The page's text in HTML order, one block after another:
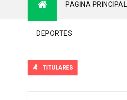
PAGINA PRINCIPAL
DEPORTES
TITULARES